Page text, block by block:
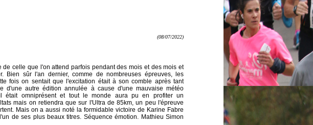
(08/07/2022)
celle que l'on attend parfois pendant des mois et des mois et
sûr l'an dernier, comme de nombreuses épreuves, les
fois on sentait que l'excitation était à son comble après tant
d'une autre édition annulée à cause d'une mauvaise météo
était omniprésent et tout le monde aura pu en profiter un
mais on retiendra que sur l'Ultra de 85km, un peu l'épreuve
Mais on a aussi noté la formidable victoire de Karine Fabre
de ses plus beaux titres. Séquence émotion. Mathieu Simon